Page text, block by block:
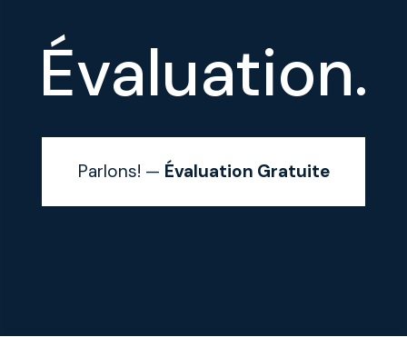
Évaluation.
Parlons! — Évaluation Gratuite